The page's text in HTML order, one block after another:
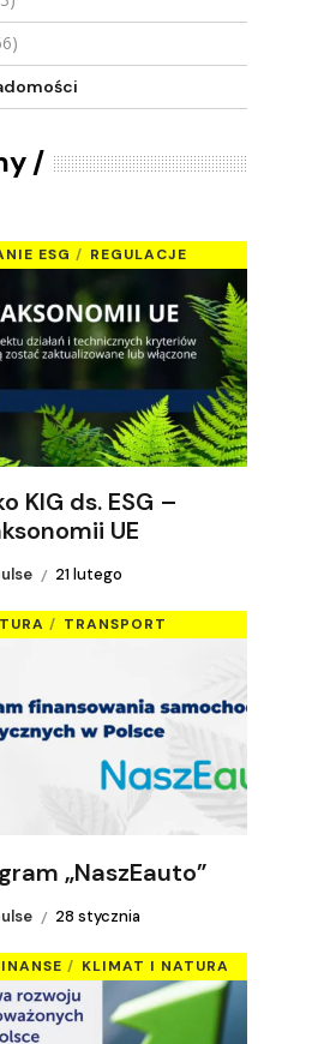
ESG REGULACJE
KIG ds. ESG –
UE
21 lutego
TRANSPORT
„NaszEauto”
28 stycznia
KLIMAT I NATURA